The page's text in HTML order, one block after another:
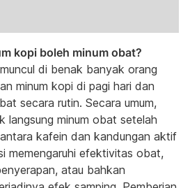
kopi boleh minum obat?
di benak banyak orang
minum kopi di pagi hari dan
secara rutin. Secara umum,
langsung minum obat setelah
kafein dan kandungan aktif
memengaruhi efektivitas obat,
atau bahkan